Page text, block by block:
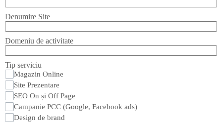
Denumire Site
Domeniu de activitate
Tip serviciu
Magazin Online
Site Prezentare
SEO On și Off Page
Campanie PCC (Google, Facebook ads)
Design de brand